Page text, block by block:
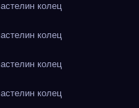
колец
колец
колец
колец